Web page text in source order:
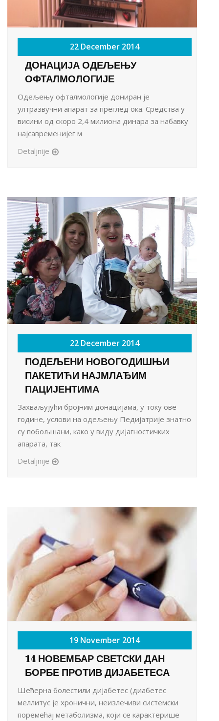
22 December 2014
ДОНАЦИЈА ОДЕЉЕЊУ
ОФТАЛМОЛОГИЈЕ
Одељењу офталмологије дониран је
ултразвучни апарат за преглед ока. Средства у
висини од скоро 2,4 милиона динара за набавку
најсавременијег м
Detaljnije
22 December 2014
ПОДЕЉЕНИ НОВОГОДИШЊИ
ПАКЕТИЋИ НАЈМЛАЂИМ
ПАЦИЈЕНТИМА
Захваљујући бројним донацијама, у току ове
године, услови на одељењу Педијатрије знатно
су побољшани, како у виду дијагностичких
апарата, так
Detaljnije
19 November 2014
14 НОВЕМБАР СВЕТСКИ ДАН
БОРБЕ ПРОТИВ ДИЈАБЕТЕСА
Шећерна болестили дијабетес (диабетес
меллитус је хронични, неизлечиви системски
поремећај метаболизма, који се карактерише